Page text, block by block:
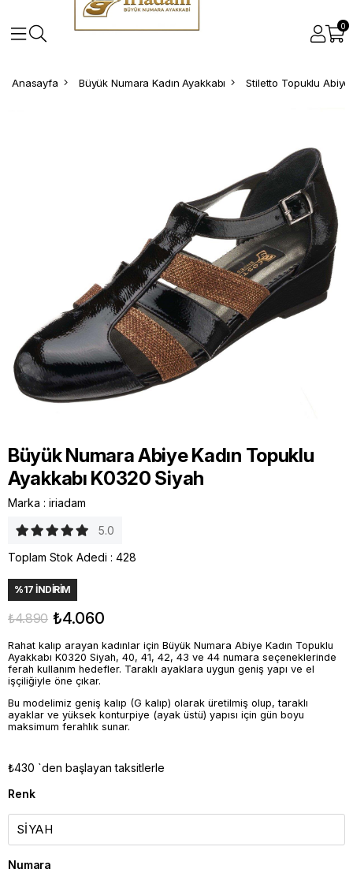
0
Anasayfa Büyük Numara Kadın Ayakkabı Stiletto Topuklu Abiye
Büyük Numara Abiye Kadın Topuklu
Ayakkabı K0320 Siyah
Marka : iriadam
5.0
Toplam Stok Adedi : 428
%17 İNDIRIM
₺4.890 ₺4.060
Rahat kalıp arayan kadınlar için Büyük Numara Abiye Kadın Topuklu
Ayakkabı K0320 Siyah, 40, 41, 42, 43 ve 44 numara seçeneklerinde
ferah kullanım hedefler. Taraklı ayaklara uygun geniş yapı ve el
işçiliğiyle öne çıkar.
Bu modelimiz geniş kalıp (G kalıp) olarak üretilmiş olup, taraklı
ayaklar ve yüksek konturpiye (ayak üstü) yapısı için gün boyu
maksimum ferahlık sunar.
₺430 `den başlayan taksitlerle
Renk
Numara